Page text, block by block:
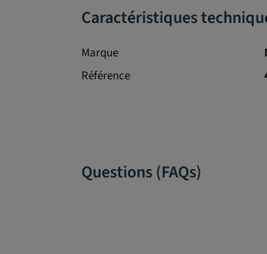
Caractéristiques
Marque
Référence
Questions (FAQs)